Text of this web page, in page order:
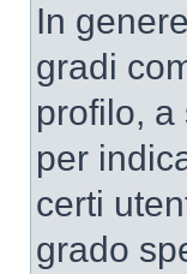
In
gradi
profilo,
per
certi
grado